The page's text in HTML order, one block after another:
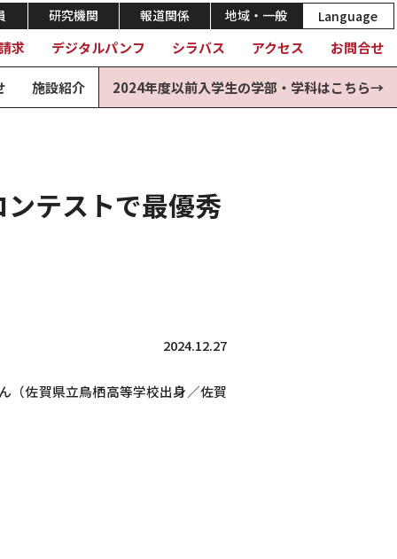
研究機関 報道関係 地域・一般 Language
求 デジタルパンフ シラバス アクセス お問合せ
施設紹介 2024年度以前入学生の学部・学科はこちら→
テストで最優秀
2024.12.27
（佐賀県立鳥栖高等学校出身／佐賀